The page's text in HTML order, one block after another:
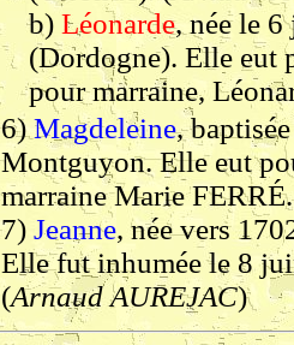
b) Léonarde, née le
(Dordogne). Elle eut
pour marraine,
6)Magdeleine,
Montguyon. Elle eut
marraine Marie
7) Jeanne, née vers
Elle fut inhumée le 8
(Arnaud AUREJAC)